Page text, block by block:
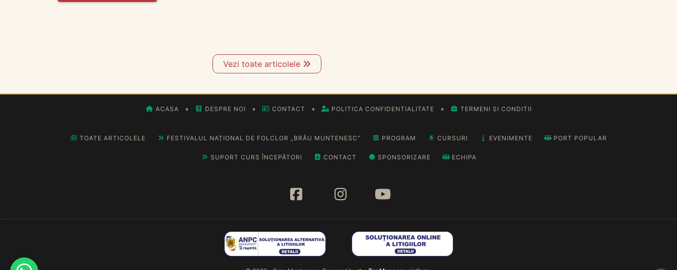
Vezi toate articolele
ACASA ♦ DESPRE NOI ♦ CONTACT ♦ POLITICA CONFIDENTIALITATE ♦ TERMENI SI CONDITII
TOATE ARTICOLELE FESTIVALUL NAȚIONAL DE FOLCLOR „BRÂU MUNTENESC” PROGRAM CURSURI EVENIMENTE PORT POPULAR
SUPORT CURS ÎNCEPĂTORI CONTACT SPONSORIZARE ECHIPA